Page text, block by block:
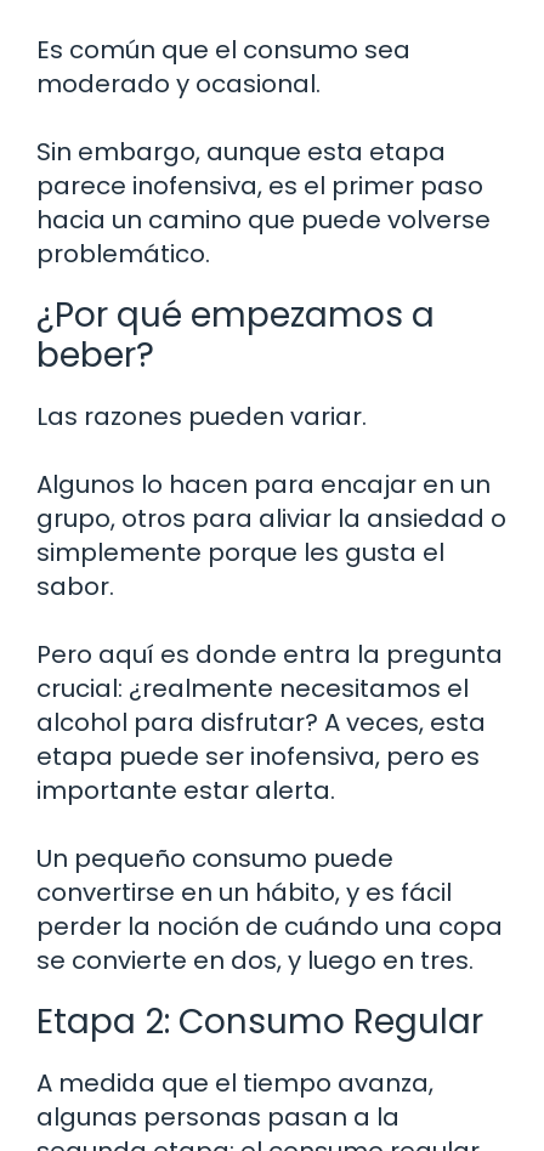
Es común que el consumo sea
moderado y ocasional.
Sin embargo, aunque esta etapa
parece inofensiva, es el primer paso
hacia un camino que puede volverse
problemático.
¿Por qué empezamos a
beber?
Las razones pueden variar.
Algunos lo hacen para encajar en un
grupo, otros para aliviar la ansiedad o
simplemente porque les gusta el
sabor.
Pero aquí es donde entra la pregunta
crucial: ¿realmente necesitamos el
alcohol para disfrutar? A veces, esta
etapa puede ser inofensiva, pero es
importante estar alerta.
Un pequeño consumo puede
convertirse en un hábito, y es fácil
perder la noción de cuándo una copa
se convierte en dos, y luego en tres.
Etapa 2: Consumo Regular
A medida que el tiempo avanza,
algunas personas pasan a la